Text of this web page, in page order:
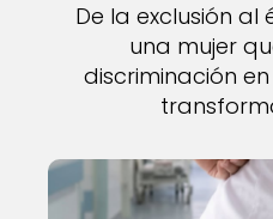
De la exclusión al
una mujer
discriminación